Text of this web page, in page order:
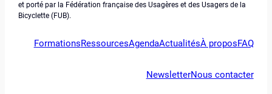
et porté par la Fédération française des Usagères et des Usagers de la
Bicyclette (FUB).
FormationsRessourcesAgendaActualitésÀ proposFAQ
NewsletterNous contacter